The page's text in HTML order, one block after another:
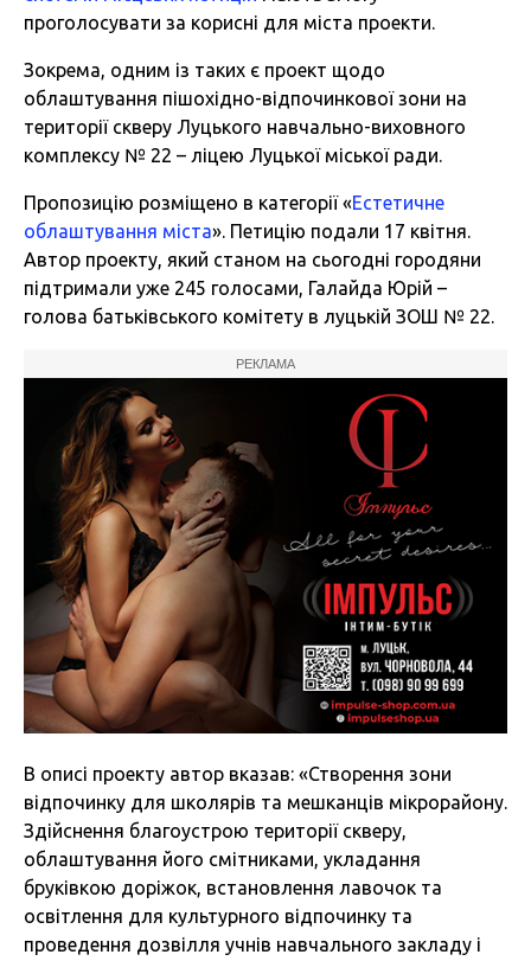
проголосувати за корисні для міста проекти.
Зокрема, одним із таких є проект щодо
облаштування пішохідно-відпочинкової зони на
території скверу Луцького навчально-виховного
комплексу № 22 – ліцею Луцької міської ради.
Пропозицію розміщено в категорії «Естетичне
облаштування міста». Петицію подали 17 квітня.
Автор проекту, який станом на сьогодні городяни
підтримали уже 245 голосами, Галайда Юрій –
голова батьківського комітету в луцькій ЗОШ № 22.
РЕКЛАМА
В описі проекту автор вказав: «Створення зони
відпочинку для школярів та мешканців мікрорайону.
Здійснення благоустрою території скверу,
облаштування його смітниками, укладання
бруківкою доріжок, встановлення лавочок та
освітлення для культурного відпочинку та
проведення дозвілля учнів навчального закладу і